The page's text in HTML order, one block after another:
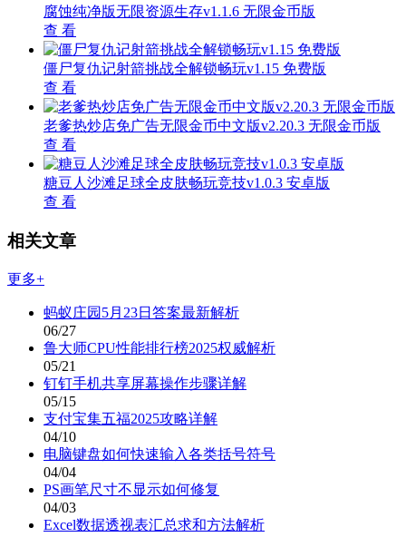
腐蚀纯净版无限资源生存v1.1.6 无限金币版
查 看
僵尸复仇记射箭挑战全解锁畅玩v1.15 免费版
查 看
老爹热炒店免广告无限金币中文版v2.20.3 无限金币版
查 看
糖豆人沙滩足球全皮肤畅玩竞技v1.0.3 安卓版
查 看
相关文章
更多+
蚂蚁庄园5月23日答案最新解析
06/27
鲁大师CPU性能排行榜2025权威解析
05/21
钉钉手机共享屏幕操作步骤详解
05/15
支付宝集五福2025攻略详解
04/10
电脑键盘如何快速输入各类括号符号
04/04
PS画笔尺寸不显示如何修复
04/03
Excel数据透视表汇总求和方法解析